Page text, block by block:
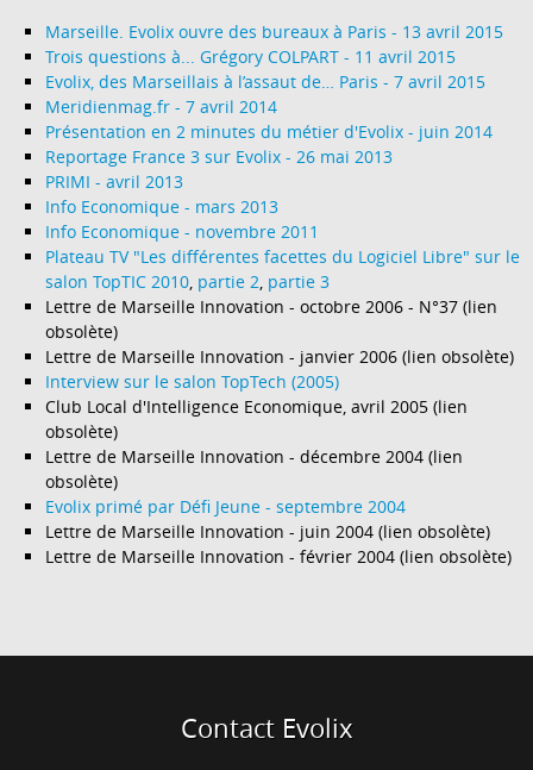
Marseille. Evolix ouvre des bureaux à Paris - 13 avril 2015
Trois questions à... Grégory COLPART - 11 avril 2015
Evolix, des Marseillais à l’assaut de… Paris - 7 avril 2015
Meridienmag.fr - 7 avril 2014
Présentation en 2 minutes du métier d'Evolix - juin 2014
Reportage France 3 sur Evolix - 26 mai 2013
PRIMI - avril 2013
Info Economique - mars 2013
Info Economique - novembre 2011
Plateau TV "Les différentes facettes du Logiciel Libre" sur le
salon TopTIC 2010, partie 2, partie 3
Lettre de Marseille Innovation - octobre 2006 - N°37 (lien
obsolète)
Lettre de Marseille Innovation - janvier 2006 (lien obsolète)
Interview sur le salon TopTech (2005)
Club Local d'Intelligence Economique, avril 2005 (lien
obsolète)
Lettre de Marseille Innovation - décembre 2004 (lien
obsolète)
Evolix primé par Défi Jeune - septembre 2004
Lettre de Marseille Innovation - juin 2004 (lien obsolète)
Lettre de Marseille Innovation - février 2004 (lien obsolète)
Contact Evolix